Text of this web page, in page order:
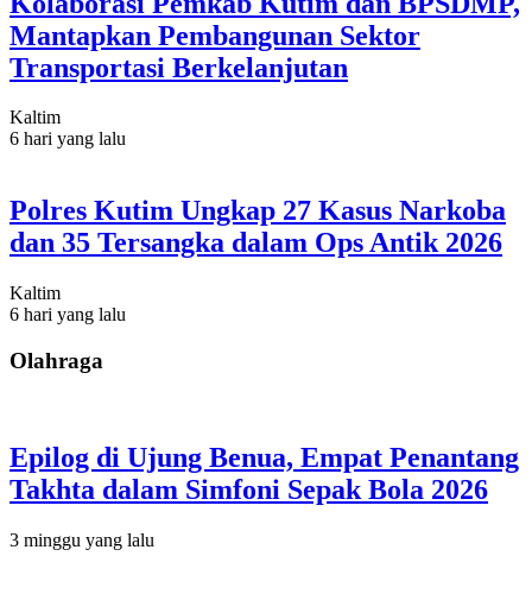
Mantapkan Pembangunan Sektor
Transportasi Berkelanjutan
Kaltim
6 hari yang lalu
Polres Kutim Ungkap 27 Kasus Narkoba
dan 35 Tersangka dalam Ops Antik 2026
Kaltim
6 hari yang lalu
Olahraga
Epilog di Ujung Benua, Empat Penantang
Takhta dalam Simfoni Sepak Bola 2026
3 minggu yang lalu